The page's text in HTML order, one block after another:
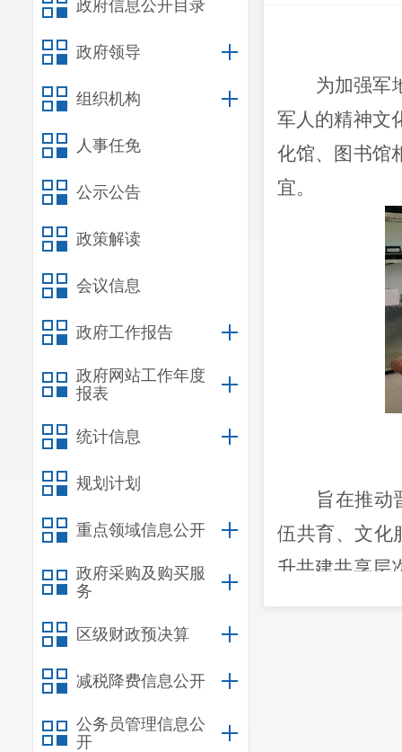
政府信息公开目录
政府领导
组织机构
人事任免
公示公告
政策解读
会议信息
政府工作报告
政府网站工作年度
报表
统计信息
规划计划
重点领域信息公开
政府采购及购买服
务
区级财政预决算
减税降费信息公开
公务员管理信息公
开
为加强军
军人的精神文
化馆、图书馆
宜。
旨在推动
伍共育、文化
升共建共享层
享合作早日推